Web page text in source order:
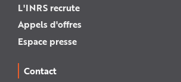
L'INRS recrute
Appels d'offres
Espace presse
Contact